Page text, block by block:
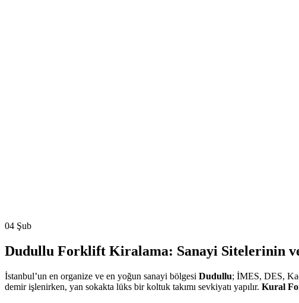
04 Şub
Dudullu Forklift Kiralama: Sanayi Sitelerinin
İstanbul’un en organize ve en yoğun sanayi bölgesi Dudullu; İMES, DES,
demir işlenirken, yan sokakta lüks bir koltuk takımı sevkiyatı yapılır. Kural